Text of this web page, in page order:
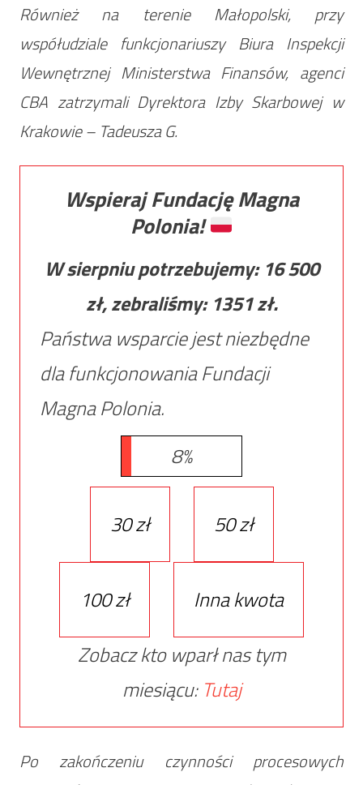
Również na terenie Małopolski, przy
współudziale funkcjonariuszy Biura Inspekcji
Wewnętrznej Ministerstwa Finansów, agenci
CBA zatrzymali Dyrektora Izby Skarbowej w
Krakowie – Tadeusza G.
Wspieraj Fundację Magna
Polonia!
W sierpniu potrzebujemy: 16 500
zł, zebraliśmy: 1351zł.
Państwa wsparcie jest niezbędne
dla funkcjonowania Fundacji
Magna Polonia.
8%
30 zł 50 zł
100 zł
Inna kwota
Zobacz kto wparł nas tym
miesiącu: Tutaj
Po zakończeniu czynności procesowych